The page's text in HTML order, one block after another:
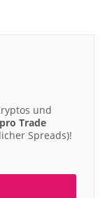
und
Trade
Spreads)!